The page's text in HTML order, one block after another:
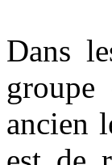
Dans
groupe
ancien